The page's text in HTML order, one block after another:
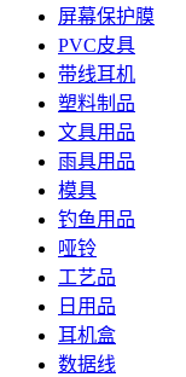
屏幕保护膜
PVC皮具
带线耳机
塑料制品
文具用品
雨具用品
模具
钓鱼用品
哑铃
工艺品
日用品
耳机盒
数据线